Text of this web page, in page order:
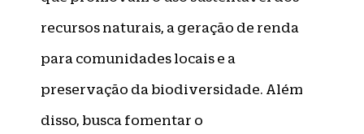
recursos naturais, a geração de renda
para comunidades locais e a
preservação da biodiversidade. Além
disso, busca fomentar o